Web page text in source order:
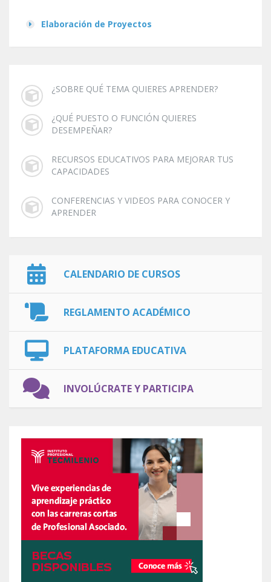
Elaboración de Proyectos
¿SOBRE QUÉ TEMA QUIERES APRENDER?
¿QUÉ PUESTO O FUNCIÓN QUIERES
DESEMPEÑAR?
RECURSOS EDUCATIVOS PARA MEJORAR TUS
CAPACIDADES
CONFERENCIAS Y VIDEOS PARA CONOCER Y
APRENDER
CALENDARIO DE CURSOS
REGLAMENTO ACADÉMICO
PLATAFORMA EDUCATIVA
INVOLÚCRATE Y PARTICIPA